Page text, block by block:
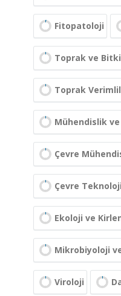
Fitopatoloji
Toprak ve
Toprak
Mühendislik
Çevre
Çevre
Ekoloji ve
Mikrobiyoloji
Viroloji